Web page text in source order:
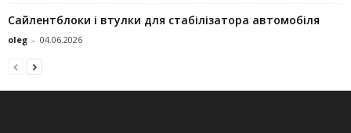
Сайлентблоки і втулки для стабілізатора автомобіля
oleg - 04.06.2026